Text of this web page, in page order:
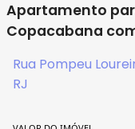
Apartamento
Copacabana
Rua Pompeu
RJ